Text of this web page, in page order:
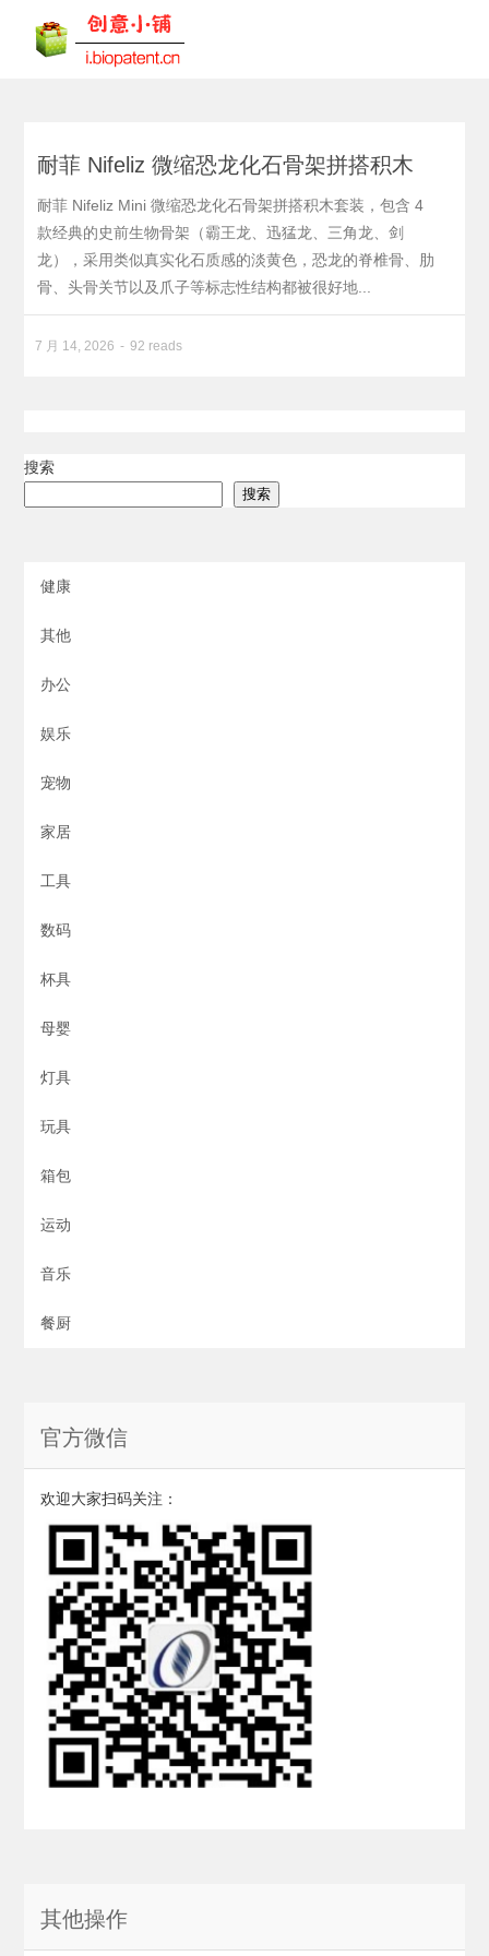
耐菲 Nifeliz 微缩恐龙化石骨架拼搭积木
耐菲 Nifeliz Mini 微缩恐龙化石骨架拼搭积木套装，包含 4
款经典的史前生物骨架（霸王龙、迅猛龙、三角龙、剑
龙），采用类似真实化石质感的淡黄色，恐龙的脊椎骨、肋
骨、头骨关节以及爪子等标志性结构都被很好地...
7 月 14, 2026 92 reads
搜索
搜索
健康
其他
办公
娱乐
宠物
家居
工具
数码
杯具
母婴
灯具
玩具
箱包
运动
音乐
餐厨
官方微信
欢迎大家扫码关注：
其他操作